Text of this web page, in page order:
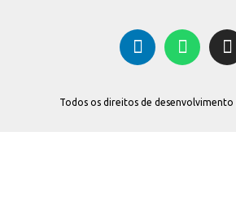
Todos os direitos de desenvolvimento